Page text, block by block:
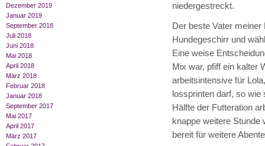
Dezember 2019
Januar 2019
September 2018
Juli 2018
Juni 2018
Mai 2018
April 2018
März 2018
Februar 2018
Januar 2018
September 2017
Mai 2017
April 2017
März 2017
niedergestreckt.
Der beste Vater
Hundegeschirr und
Eine weise
Mix war, pfiff ein kalter
arbeitsintensive für
lossprinten darf, so wie
Hälfte der Futteration
knappe weitere Stunde
bereit für weitere